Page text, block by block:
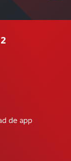
de app